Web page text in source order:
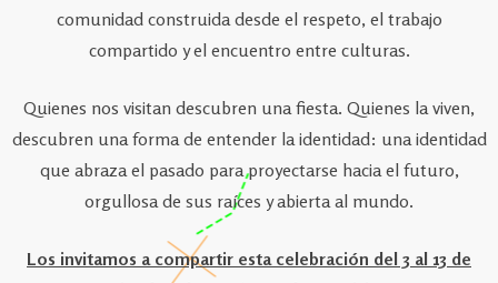
comunidad construida desde el respeto, el trabajo
compartido y el encuentro entre culturas.
Quienes nos visitan descubren una fiesta. Quienes la viven,
descubren una forma de entender la identidad: una identidad
que abraza el pasado para proyectarse hacia el futuro,
orgullosa de sus raíces y abierta al mundo.
Los invitamos a compartir esta celebración del 3 al 13 de